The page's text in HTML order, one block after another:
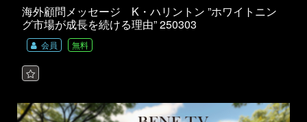
海外顧問メッセージ K・ハリントン ”ホワイトニン
グ市場が成長を続ける理由” 250303
会員 無料